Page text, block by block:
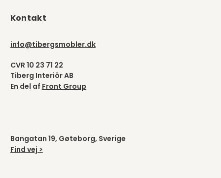
Kontakt
info@tibergsmobler.dk
CVR 10 23 71 22
Tiberg Interiör AB
En del af Front Group
Bangatan 19, Gøteborg, Sverige
Find vej >